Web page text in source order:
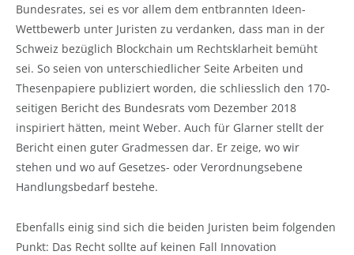
Bundesrates, sei es vor allem dem entbrannten Ideen-
Wettbewerb unter Juristen zu verdanken, dass man in der
Schweiz bezüglich Blockchain um Rechtsklarheit bemüht
sei. So seien von unterschiedlicher Seite Arbeiten und
Thesenpapiere publiziert worden, die schliesslich den 170-
seitigen Bericht des Bundesrats vom Dezember 2018
inspiriert hätten, meint Weber. Auch für Glarner stellt der
Bericht einen guter Gradmessen dar. Er zeige, wo wir
stehen und wo auf Gesetzes- oder Verordnungsebene
Handlungsbedarf bestehe.
Ebenfalls einig sind sich die beiden Juristen beim folgenden
Punkt: Das Recht sollte auf keinen Fall Innovation